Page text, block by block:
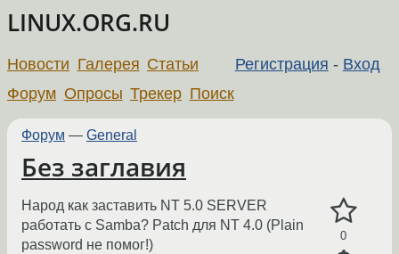
LINUX.ORG.RU
Регистрация - Вход
Новости Галерея Статьи
Форум Опросы Трекер Поиск
Форум — General
Без заглавия
0
Народ как заставить NT 5.0 SERVER
работать с Samba? Patch для NT 4.0 (Plain
password не помог!)